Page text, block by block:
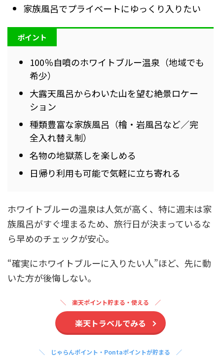
家族風呂でプライベートにゆっくり入りたい
ポイント
100％自噴のホワイトブルー温泉（地域でも
希少）
大露天風呂からわいた山を望む絶景ロケー
ション
種類豊富な家族風呂（檜・岩風呂など／完
全入れ替え制）
名物の地獄蒸しを楽しめる
日帰り利用も可能で気軽に立ち寄れる
ホワイトブルーの温泉は人気が高く、特に週末は家
族風呂がすぐ埋まるため、旅行日が決まっているな
ら早めのチェックが安心。
“確実にホワイトブルーに入りたい人”ほど、先に動
いた方が後悔しない。
楽天ポイント貯まる・使える
楽天トラベルでみる
じゃらんポイント・Pontaポイントが貯まる